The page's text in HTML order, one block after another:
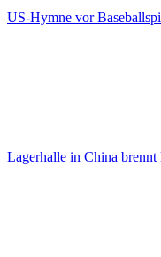
US-Hymne vor
Lagerhalle in China brennt